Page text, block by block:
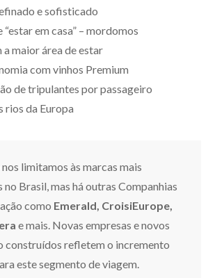
e sofisticado
“estar em casa” – mordomos
a maior área de estar
com vinhos Premium
de tripulantes por passageiro
rios da Europa
limitamos às marcas mais
no Brasil, mas há outras Companhias
como Emerald, CroisiEurope,
e mais. Novas empresas e novos
construídos refletem o incremento
este segmento de viagem.